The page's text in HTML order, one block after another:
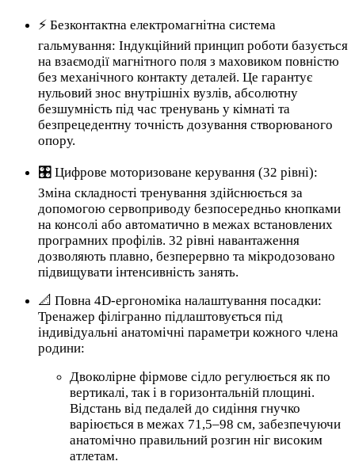
⚡ Безконтактна електромагнітна система
гальмування: Індукційний принцип роботи базується
на взаємодії магнітного поля з маховиком повністю
без механічного контакту деталей. Це гарантує
нульовий знос внутрішніх вузлів, абсолютну
безшумність під час тренувань у кімнаті та
безпрецедентну точність дозування створюваного
опору.
🎛️ Цифрове моторизоване керування (32 рівні):
Зміна складності тренування здійснюється за
допомогою сервоприводу безпосередньо кнопками
на консолі або автоматично в межах встановлених
програмних профілів. 32 рівні навантаження
дозволяють плавно, безперервно та мікродозовано
підвищувати інтенсивність занять.
📐 Повна 4D-ергономіка налаштування посадки:
Тренажер філігранно підлаштовується під
індивідуальні анатомічні параметри кожного члена
родини:
Двоколірне фірмове сідло регулюється як по
вертикалі, так і в горизонтальній площині.
Відстань від педалей до сидіння гнучко
варіюється в межах 71,5–98 см, забезпечуючи
анатомічно правильний розгин ніг високим
атлетам.